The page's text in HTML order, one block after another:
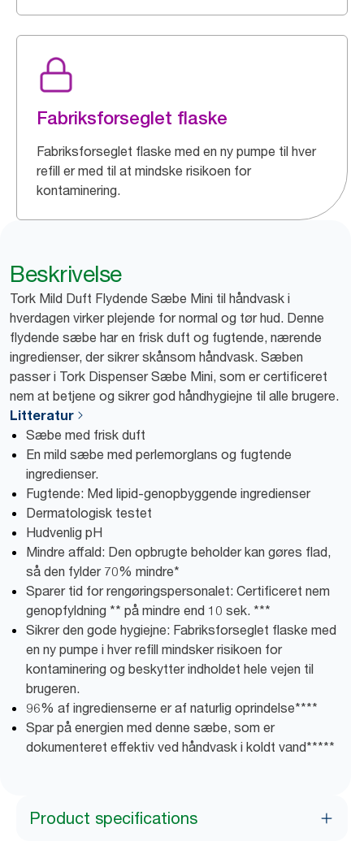
Fabriksforseglet flaske
Fabriksforseglet flaske med en ny pumpe til hver
refill er med til at mindske risikoen for
kontaminering.
Beskrivelse
Tork Mild Duft Flydende Sæbe Mini til håndvask i
hverdagen virker plejende for normal og tør hud. Denne
flydende sæbe har en frisk duft og fugtende, nærende
ingredienser, der sikrer skånsom håndvask. Sæben
passer i Tork Dispenser Sæbe Mini, som er certificeret
nem at betjene og sikrer god håndhygiejne til alle brugere.
Litteratur
Sæbe med frisk duft
En mild sæbe med perlemorglans og fugtende
ingredienser.
Fugtende: Med lipid-genopbyggende ingredienser
Dermatologisk testet
Hudvenlig pH
Mindre affald: Den opbrugte beholder kan gøres flad,
så den fylder 70% mindre*
Sparer tid for rengøringspersonalet: Certificeret nem
genopfyldning ** på mindre end 10 sek. ***
Sikrer den gode hygiejne: Fabriksforseglet flaske med
en ny pumpe i hver refill mindsker risikoen for
kontaminering og beskytter indholdet hele vejen til
brugeren.
96% af ingredienserne er af naturlig oprindelse****
Spar på energien med denne sæbe, som er
dokumenteret effektiv ved håndvask i koldt vand*****
Product specifications